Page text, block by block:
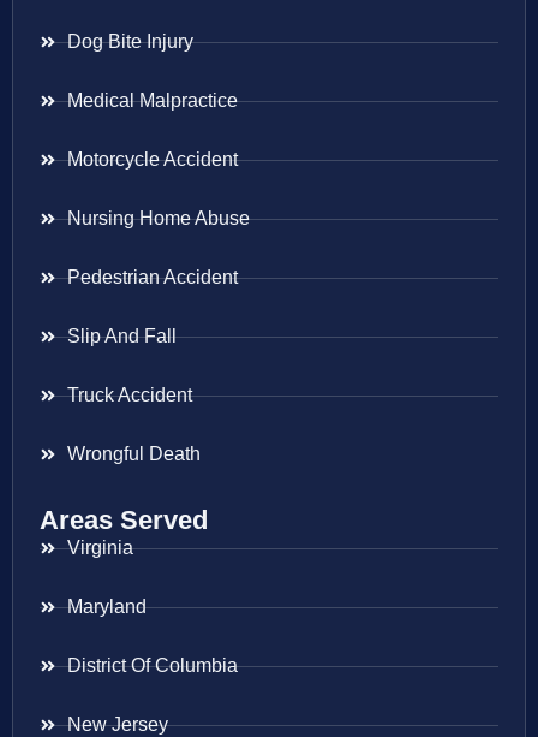
Dog Bite Injury
Medical Malpractice
Motorcycle Accident
Nursing Home Abuse
Pedestrian Accident
Slip And Fall
Truck Accident
Wrongful Death
Areas Served
Virginia
Maryland
District Of Columbia
New Jersey